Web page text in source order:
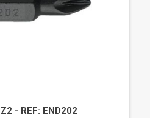
- REF: END202